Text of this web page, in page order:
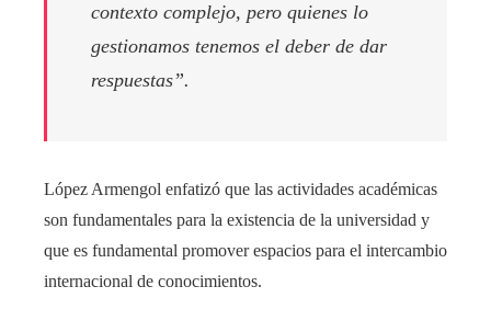
contexto complejo, pero quienes lo
gestionamos tenemos el deber de dar
respuestas”.
López Armengol enfatizó que las actividades académicas
son fundamentales para la existencia de la universidad y
que es fundamental promover espacios para el intercambio
internacional de conocimientos.